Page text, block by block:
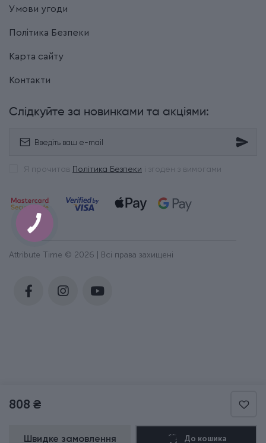
808 ₴
Швидке замовлення До кошика
Умови угоди
Політика Безпеки
Карта сайту
Контакти
Слідкуйте за новинками та акціями:
Я прочитав Політика Безпеки і згоден з вимогами
Attribute Time © 2026 | Всі права захищені